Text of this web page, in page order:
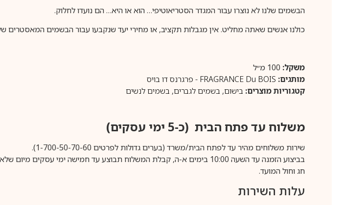
הבשמים שלנו לא נוצרו עבור המגדר הסטריאוטיפי… הוא או היא… הם נועדו לחלוק.
כולנו אנשים שאתה מחליט.אין מגבלות תקציב, או מחירי יעד שנקבעו עבור הבשמים המאסטרים
משקל:
מותגים: FRAGRANCE Du BOIS - פרגרנס דו בויס
קטגוריות מוצרים: בישום, בשמים לגברים, בשמים לנשים
משלוח עד פתח הבית (כ-5 ימי עסקים)
שירות משלוחים מהיר עד לפתח הבית/משרד (בערים גדולות לפרטים 1-700-50-70-60).
חג וחול המועד.
עלות השירות